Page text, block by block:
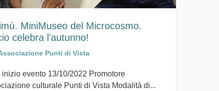
MiniMuseo del Microcosmo.
celebra l'autunno!
Punti di Vista
inizio evento 13/10/2022 Promotore
culturale Punti di Vista Modalità di...